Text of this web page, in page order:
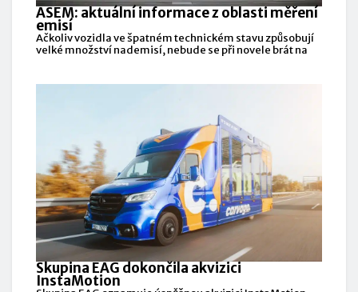
ASEM: aktuální informace z oblasti měření
emisí
Ačkoliv vozidla ve špatném technickém stavu způsobují
velké množství nademisí, nebude se při novele brát na
Skupina EAG dokončila akvizici
InstaMotion